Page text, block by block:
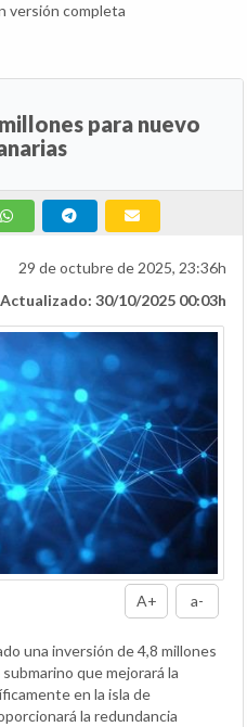
versión completa
para nuevo
29 de octubre de 2025, 23:36h
Actualizado: 30/10/2025 00:03h
A+ a-
una inversión de 4,8 millones
que mejorará la
en la isla de
la redundancia